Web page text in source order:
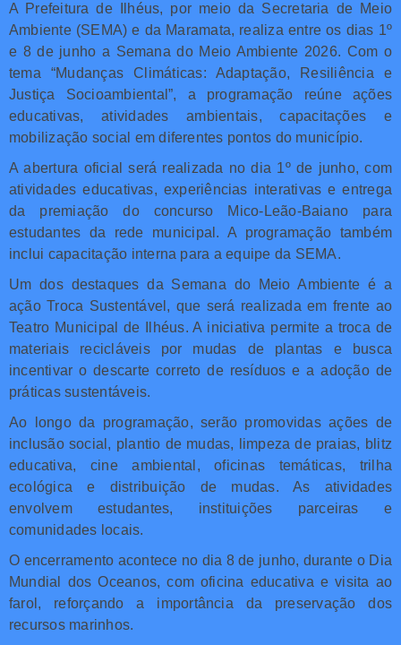
A Prefeitura de Ilhéus, por meio da Secretaria de Meio
Ambiente (SEMA) e da Maramata, realiza entre os dias 1º
e 8 de junho a Semana do Meio Ambiente 2026. Com o
tema “Mudanças Climáticas: Adaptação, Resiliência e
Justiça Socioambiental”, a programação reúne ações
educativas, atividades ambientais, capacitações e
mobilização social em diferentes pontos do município.
A abertura oficial será realizada no dia 1º de junho, com
atividades educativas, experiências interativas e entrega
da premiação do concurso Mico-Leão-Baiano para
estudantes da rede municipal. A programação também
inclui capacitação interna para a equipe da SEMA.
Um dos destaques da Semana do Meio Ambiente é a
ação Troca Sustentável, que será realizada em frente ao
Teatro Municipal de Ilhéus. A iniciativa permite a troca de
materiais recicláveis por mudas de plantas e busca
incentivar o descarte correto de resíduos e a adoção de
práticas sustentáveis.
Ao longo da programação, serão promovidas ações de
inclusão social, plantio de mudas, limpeza de praias, blitz
educativa, cine ambiental, oficinas temáticas, trilha
ecológica e distribuição de mudas. As atividades
envolvem estudantes, instituições parceiras e
comunidades locais.
O encerramento acontece no dia 8 de junho, durante o Dia
Mundial dos Oceanos, com oficina educativa e visita ao
farol, reforçando a importância da preservação dos
recursos marinhos.